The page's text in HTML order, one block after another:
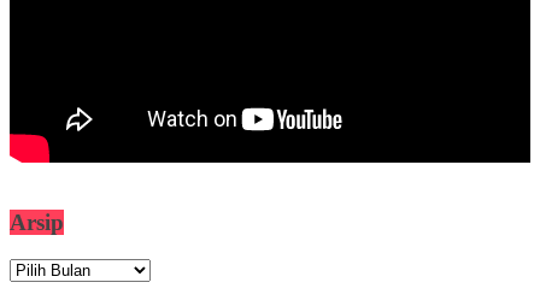
Arsip
Arsip